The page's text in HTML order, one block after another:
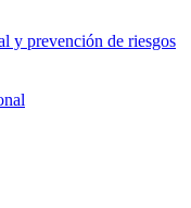
y prevención de riesgos